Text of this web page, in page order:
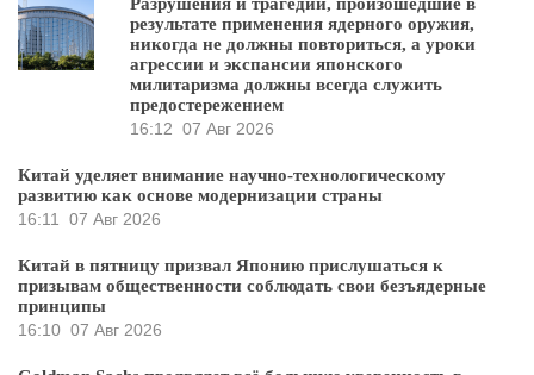
результате применения ядерного оружия,
никогда не должны повториться, а уроки
агрессии и экспансии японского
милитаризма должны всегда служить
предостережением
16:12 07 Авг 2026
Китай уделяет внимание научно-технологическому
развитию как основе модернизации страны
16:11
07 Авг 2026
Китай в пятницу призвал Японию прислушаться к
призывам общественности соблюдать свои безъядерные
принципы
16:10 07 Авг 2026